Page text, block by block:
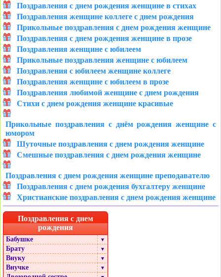
Поздравления с днем рождения женщине в стихах
Поздравления женщине коллеге с днем рождения
Прикольные поздравления с днем рождения женщине
Поздравления с днем рождения женщине в прозе
Поздравления женщине с юбилеем
Прикольные поздравления женщине с юбилеем
Поздравления с юбилеем женщине коллеге
Поздравления женщине с юбилеем в прозе
Поздравления любимой женщине с днем рождения
Стихи с днем рождения женщине красивые
Прикольные поздравления с днём рождения женщине с
юмором
Шуточные поздравления с днем рождения женщине
Смешные поздравления с днем рождения женщине
Поздравления с днем рождения женщине преподавателю
Поздравления с днем рождения бухгалтеру женщине
Христианские поздравления с днем рождения женщине
Поздравления с днем
рождения
Бабушке ▼
Брату ▼
Внуку ▼
Внучке ▼